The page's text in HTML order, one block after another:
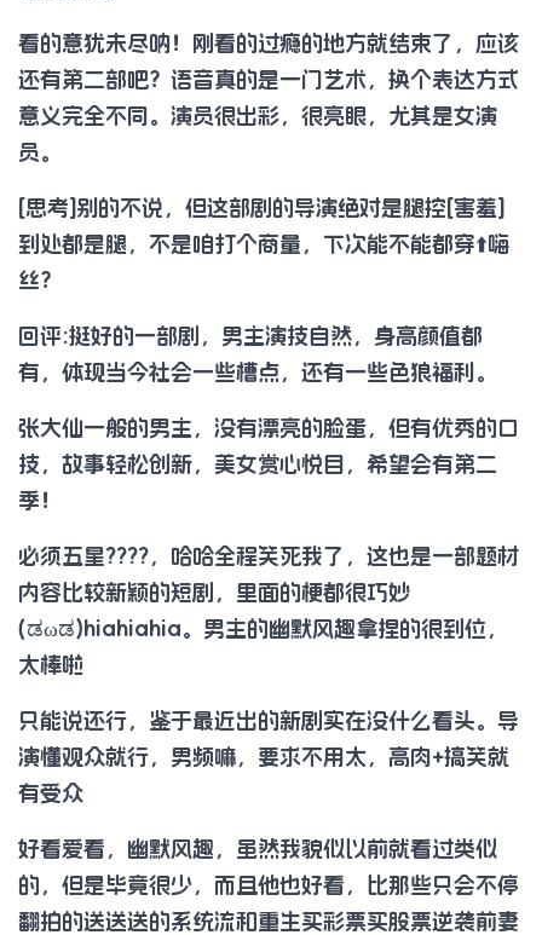
看的意犹未尽呐！刚看的过瘾的地方就结束了，应该
还有第二部吧？语音真的是一门艺术，换个表达方式
意义完全不同。演员很出彩，很亮眼，尤其是女演
员。
[思考]别的不说，但这部剧的导演绝对是腿控[害羞]
到处都是腿，不是咱打个商量，下次能不能都穿⬆️嗨
丝？
回评:挺好的一部剧，男主演技自然，身高颜值都
有，体现当今社会一些槽点，还有一些色狼福利。
张大仙一般的男主，没有漂亮的脸蛋，但有优秀的口
技，故事轻松创新，美女赏心悦目，希望会有第二
季！
必须五星????，哈哈全程笑死我了，这也是一部题材
内容比较新颖的短剧，里面的梗都很巧妙
(ಡωಡ)hiahiahia。男主的幽默风趣拿捏的很到位，
太棒啦
只能说还行，鉴于最近出的新剧实在没什么看头。导
演懂观众就行，男频嘛，要求不用太，高肉+搞笑就
有受众
好看爱看，幽默风趣，虽然我貌似以前就看过类似
的，但是毕竟很少，而且他也好看，比那些只会不停
翻拍的送送送的系统流和重生买彩票买股票逆袭前妻